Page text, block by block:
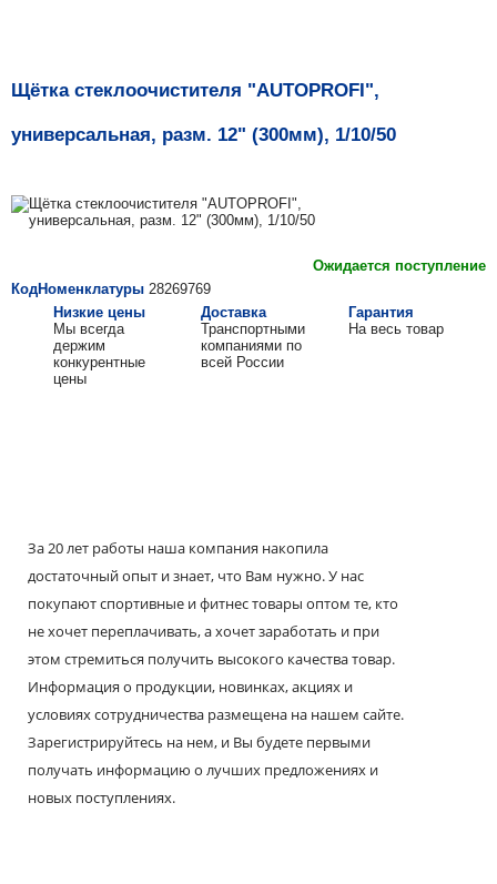
Щётка стеклоочистителя "AUTOPROFI",
универсальная, разм. 12" (300мм), 1/10/50
Ожидается поступление
КодНоменклатуры 28269769
Низкие цены
Мы всегда
держим
конкурентные
цены
Доставка
Транспортными
компаниями по
всей России
Гарантия
На весь товар
За 20 лет работы наша компания накопила
достаточный опыт и знает, что Вам нужно. У нас
покупают спортивные и фитнес товары оптом те, кто
не хочет переплачивать, а хочет заработать и при
этом стремиться получить высокого качества товар.
Информация о продукции, новинках, акциях и
условиях сотрудничества размещена на нашем сайте.
Зарегистрируйтесь на нем, и Вы будете первыми
получать информацию о лучших предложениях и
новых поступлениях.